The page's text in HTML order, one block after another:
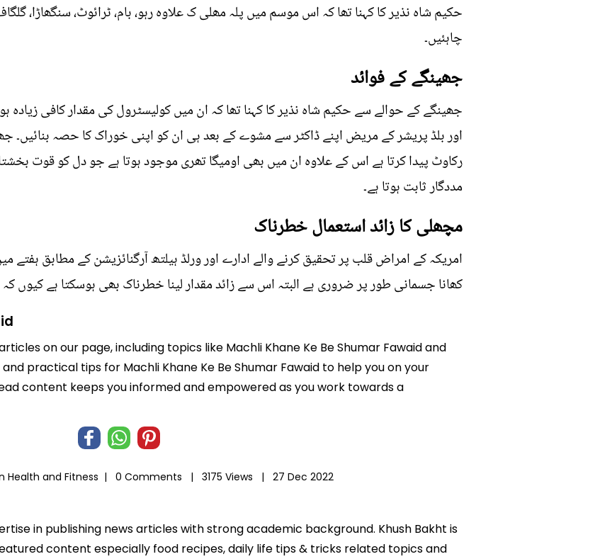
حکیم شاہ نذیر کا کہنا تھا کہ اس موسم میں پلہ مھلی ک علاوہ رہو، بام، ٹرائوٹ، سنگھاڑا،
چاہئیں۔
جھینگے کے فوائد
جھینگے کے حوالے سے حکیم شاہ نذیر کا کہنا تھا کہ ان میں کولیسٹرول کی مقدار کافی زیادہ
اور بلڈ پریشر کے مریض اپنے ڈاکٹر سے مشوے کے بعد ہی ان کو اپنی خوراک کا حصہ بنائیں۔
رکاوٹ پیدا کرتا ہے اس کے علاوہ ان میں بھی اومیگا تھری موجود ہوتا ہے جو دل کو قوت
مددگار ثابت ہوتا ہے۔
مچھلی کا زائد استعمال خطرناک
کھانا جسمانی طور پر ضروری ہے البتہ اس سے زائد مقدار لینا خطرناک بھی ہوسکتا ہے کیوں
on our page, including topics like Machli Khane Ke Be Shumar Fawaid and
practical tips for Machli Khane Ke Be Shumar Fawaid to help you on your
content keeps you informed and empowered as you work towards a
Health and Fitness | 0 Comments | 3175 Views | 27 Dec 2022
in publishing news articles with strong academic background. Khush Bakht is
content especially food recipes, daily life tips & tricks related topics and